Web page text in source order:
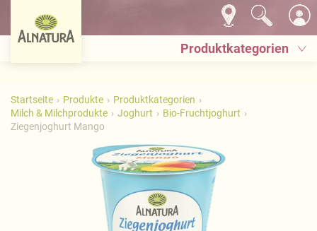
Produktkategorien
Startseite Produkte
Produktkategorien
Milch & Milchprodukte
Joghurt
Bio-Fruchtjoghurt
Ziegenjoghurt Mango